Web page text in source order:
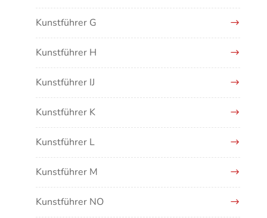
Kunstführer G
Kunstführer H
Kunstführer IJ
Kunstführer K
Kunstführer L
Kunstführer M
Kunstführer NO